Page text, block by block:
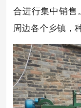
合进行集中销售
周边各个乡镇，